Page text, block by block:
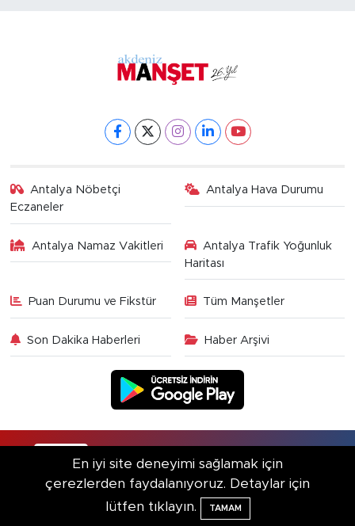
Antalya Nöbetçi
Eczaneler
Antalya Hava Durumu
Antalya Namaz Vakitleri
Antalya Trafik Yoğunluk
Haritası
Puan Durumu ve Fikstür Tüm Manşetler
Son Dakika Haberleri Haber Arşivi
RSS Copyright © 2025. Her hakkı saklıdır.
Haber Yazılımı:TE Bilişim
En iyi site deneyimi sağlamak için
çerezlerden faydalanıyoruz. Detaylar için
lütfen tıklayın.
TAMAM